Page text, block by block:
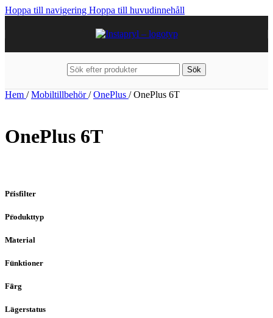
Hoppa till navigering Hoppa till huvudinnehåll
Sök
Hem / Mobiltillbehör/ OnePlus / OnePlus 6T
OnePlus 6T
Prisfilter
Produkttyp
Material
Funktioner
Färg
Lagerstatus